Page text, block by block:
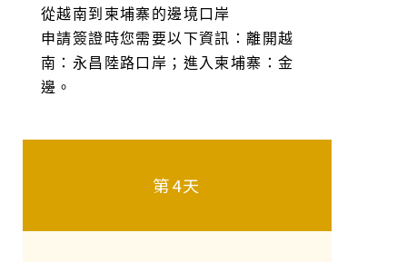
從越南到柬埔寨的邊境口岸
申請簽證時您需要以下資訊：離開越
南：永昌陸路口岸；進入柬埔寨：金
邊。
第4天